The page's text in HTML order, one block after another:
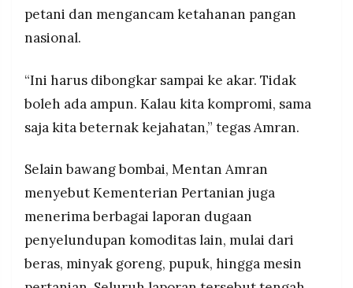
petani dan mengancam ketahanan pangan
nasional.
“Ini harus dibongkar sampai ke akar. Tidak
boleh ada ampun. Kalau kita kompromi, sama
saja kita beternak kejahatan,” tegas Amran.
Selain bawang bombai, Mentan Amran
menyebut Kementerian Pertanian juga
menerima berbagai laporan dugaan
penyelundupan komoditas lain, mulai dari
beras, minyak goreng, pupuk, hingga mesin